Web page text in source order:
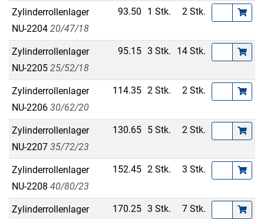
Zylinderrollenlager
NU-2204 20/47/18
93.50 1 Stk. 2 Stk.
Zylinderrollenlager
NU-2205 25/52/18
95.15 3 Stk. 14 Stk.
Zylinderrollenlager
NU-2206 30/62/20
114.35 2 Stk. 2 Stk.
Zylinderrollenlager
NU-2207 35/72/23
130.65 5 Stk. 2 Stk.
Zylinderrollenlager
NU-2208 40/80/23
152.45 2 Stk. 3 Stk.
Zylinderrollenlager
170.25 3 Stk. 7 Stk.